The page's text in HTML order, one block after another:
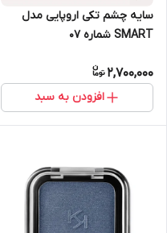
سایه چشم تکی اروپایی مدل
SMART شماره 07
2,700,000
افزودن به سبد